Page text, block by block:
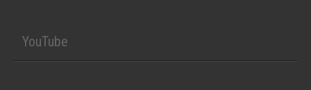
YouTube